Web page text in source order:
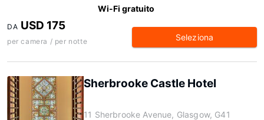
Wi-Fi gratuito
DA USD 175
per camera / per notte Seleziona
Sherbrooke Castle Hotel
11 Sherbrooke Avenue, Glasgow, G41